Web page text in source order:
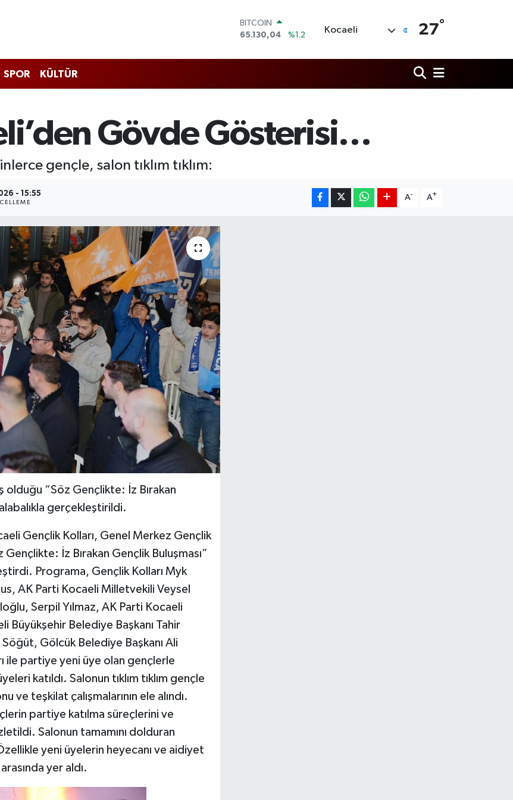
DOLAR
47,7106
%0.17
55,1652
%0.27
BİST100
13.773
%-19
BITCOIN
Kocaeli 27°
SPOR KÜLTÜR
Gövde Gösterisi…
gençle, salon tıklım tıklım:
- 15:55 A- A+
olduğu “Söz Gençlikte: İz Bırakan
gerçekleştirildi.
Gençlik Kolları, Genel Merkez Gençlik
Gençlikte: İz Bırakan Gençlik Buluşması”
Programa, Gençlik Kolları Myk
AK Parti Kocaeli Milletvekili Veysel
Serpil Yılmaz, AK Parti Kocaeli
Büyükşehir Belediye Başkanı Tahir
Gölcük Belediye Başkanı Ali
ile partiye yeni üye olan gençlerle
katıldı. Salonun tıklım tıklım gençle
teşkilat çalışmalarının ele alındı.
partiye katılma süreçlerini ve
Salonun tamamını dolduran
yeni üyelerin heyecanı ve aidiyet
yer aldı.